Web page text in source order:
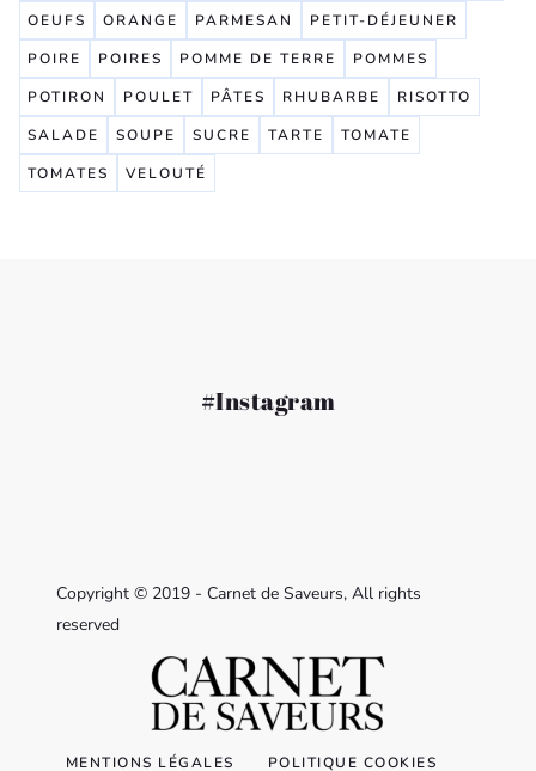
OEUFS
ORANGE PARMESAN
PETIT-DÉJEUNER
POIRE
POIRES POMME DE TERRE
POMMES
POTIRON
POULET PÂTES RHUBARBE
RISOTTO
SALADE
SOUPE SUCRE TARTE
TOMATE
TOMATES
VELOUTÉ
#Instagram
Copyright © 2019 - Carnet de Saveurs, All rights
reserved
MENTIONS LÉGALES POLITIQUE COOKIES